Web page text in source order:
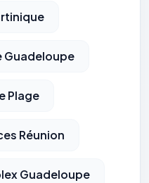
Guadeloupe
Plage
Réunion
Guadeloupe